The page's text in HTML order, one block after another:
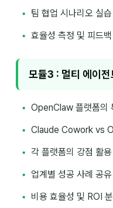
팀 협업 시나리오 실습
효율성 측정 및 피드백
모듈3 : 멀티 에이
OpenClaw 플랫폼의
Claude Cowork vs
각 플랫폼의 강점 활
업계별 성공 사례 공유
비용 효율성 및 ROI